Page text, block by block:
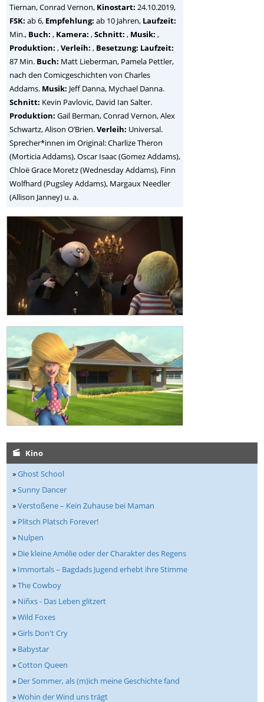
Tiernan, Conrad Vernon, Kinostart: 24.10.2019,
FSK: ab 6, Empfehlung: ab 10 Jahren, Laufzeit:
Min., Buch: , Kamera: ,Schnitt: , Musik: ,
Produktion: ,Verleih: , Besetzung: Laufzeit:
87 Min. Buch: Matt Lieberman, Pamela Pettler,
nach den Comicgeschichten von Charles
Addams. Musik: Jeff Danna, Mychael Danna.
Schnitt: Kevin Pavlovic, David Ian Salter.
Produktion: Gail Berman, Conrad Vernon, Alex
Schwartz, Alison O’Brien.Verleih: Universal.
Sprecher*innen im Original: Charlize Theron
(Morticia Addams), Oscar Isaac (Gomez Addams),
Chloë Grace Moretz (Wednesday Addams), Finn
Wolfhard (Pugsley Addams), Margaux Needler
(Allison Janney) u. a.
Kino
»Ghost School
»Sunny Dancer
»Verstoßene – Kein Zuhause bei Maman
» Plitsch Platsch Forever!
» Nulpen
» Die kleine Amélie oder der Charakter des Regens
» Immortals – Bagdads Jugend erhebt ihre Stimme
»The Cowboy
» Niñxs - Das Leben glitzert
»Wild Foxes
»Girls Don't Cry
» Babystar
»Cotton Queen
» Der Sommer, als (m)ich meine Geschichte fand
»Wohin der Wind uns trägt